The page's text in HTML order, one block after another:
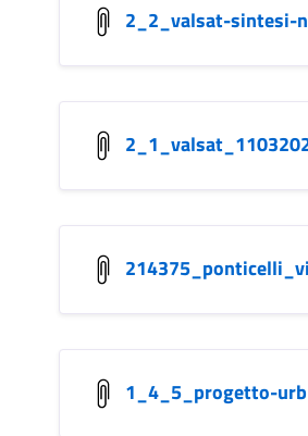
2_2_valsat-sintesi-
1_4_5_progetto-